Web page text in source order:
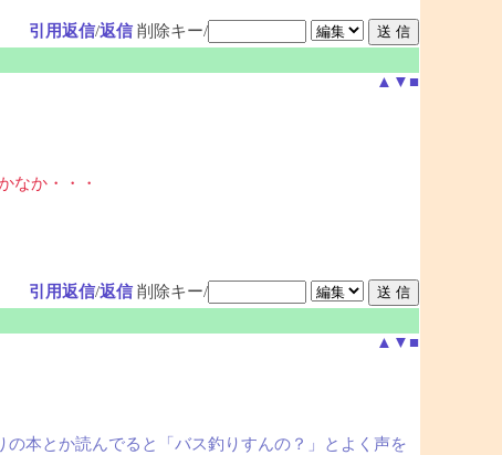
引用返信/返信 削除キー/
▲ ▼ ■
なか・・・
引用返信/返信 削除キー/
▲ ▼ ■
本とか読んでると「バス釣りすんの？」とよく声を